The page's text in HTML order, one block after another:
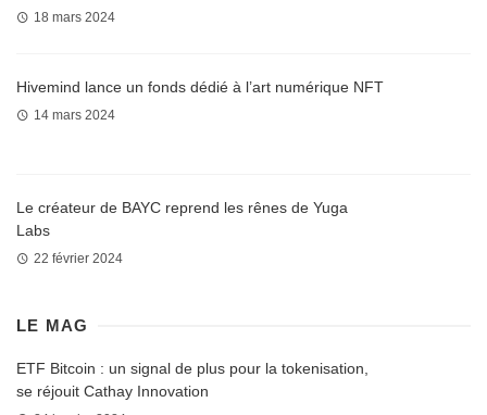
18 mars 2024
Hivemind lance un fonds dédié à l’art numérique NFT
14 mars 2024
Le créateur de BAYC reprend les rênes de Yuga
Labs
22 février 2024
LE MAG
ETF Bitcoin : un signal de plus pour la tokenisation,
se réjouit Cathay Innovation